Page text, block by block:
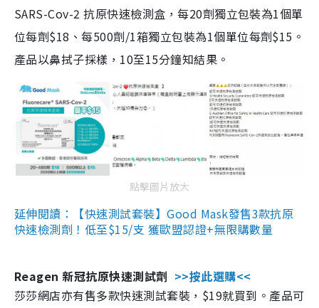
SARS-Cov-2 抗原快速檢測盒，每20劑獨立包裝為1個單
位每劑$18、每500劑/1箱獨立包裝為1個單位每劑$15。
產品以鼻拭子採樣，10至15分鐘知結果。
點擊圖片放大
延伸閱讀：【快速測試套裝】Good Mask發售3款抗原
快速檢測劑！低至$15/支 獲歐盟認證+無限購數量
Reagen 新冠抗原快速測試劑 >>按此選購<<
莎莎網店亦有售多款快速測試套裝，$19就買到。產品可